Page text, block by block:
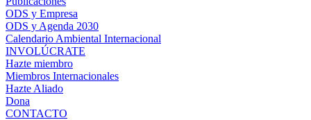
ODS y Empresa
ODS y Agenda 2030
Calendario Ambiental Internacional
INVOLÚCRATE
Hazte miembro
Miembros Internacionales
Hazte Aliado
Dona
CONTACTO